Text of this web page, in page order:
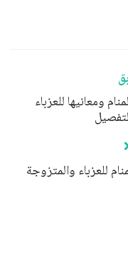
ومعانيها للعزباء
للعزباء والمتزوجة